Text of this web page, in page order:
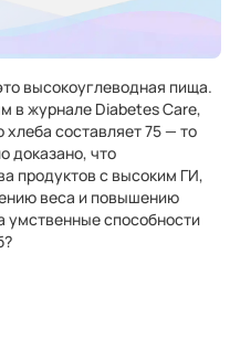
высокоуглеводная пища.
в журнале Diabetes Care,
составляет 75 — то
доказано, что
продуктов с высоким ГИ,
веса и повышению
умственные способности